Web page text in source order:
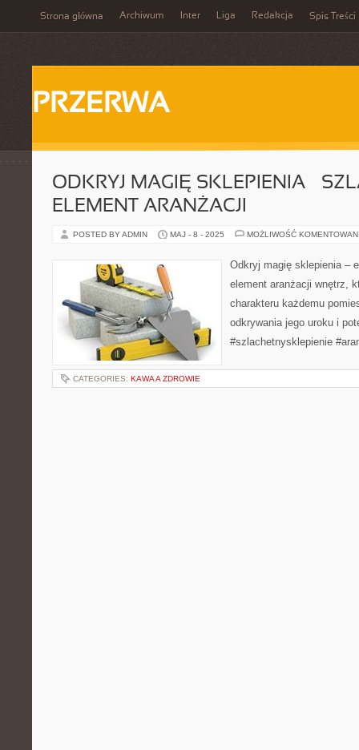
Strona główna Archiwum Inter Liga Redakcja Spis Treści
PRZERWA
ODKRYJ MAGIĘ SKLEPIENIA –
ELEMENT ARANŻACJI
POSTED BY ADMIN MAJ - 8 - 2025 MOŻLIWOŚĆ
Odkryj magię sklepienia –
element aranżacji wnętrz,
charakteru każdemu
odkrywania jego uroku i
#szlachetnysklepienie
CATEGORIES: KAWA A ZDROWIE